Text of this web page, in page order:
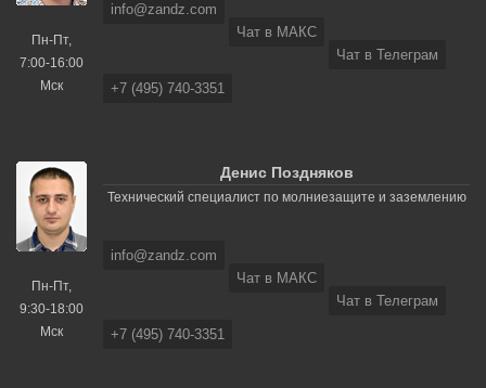
Пн-Пт,
7:00-16:00
Мск
info@zandz.com
Чат в МАКС
Чат в Телеграм
+7 (495) 740-3351
Пн-Пт,
9:30-18:00
Мск
Денис Поздняков
Технический специалист по молниезащите и заземлению
info@zandz.com
Чат в МАКС
Чат в Телеграм
+7 (495) 740-3351